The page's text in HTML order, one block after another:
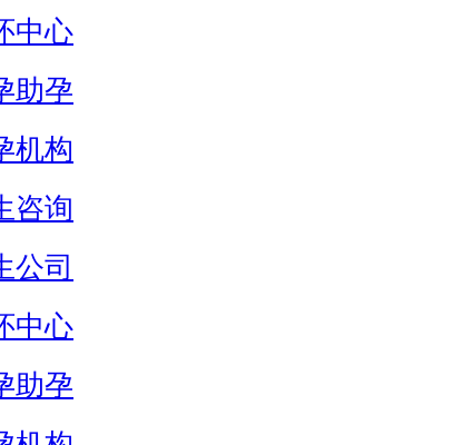
中心
助孕
机构
咨询
公司
中心
助孕